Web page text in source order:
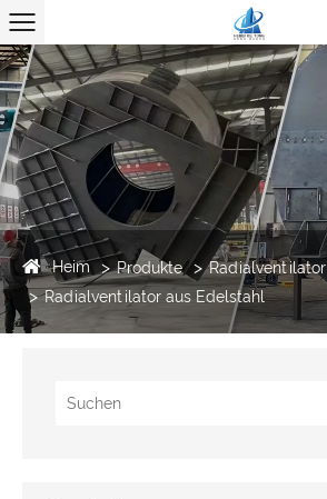
Heim Produkte
Radialventilator
Radialventilator aus Edelstahl